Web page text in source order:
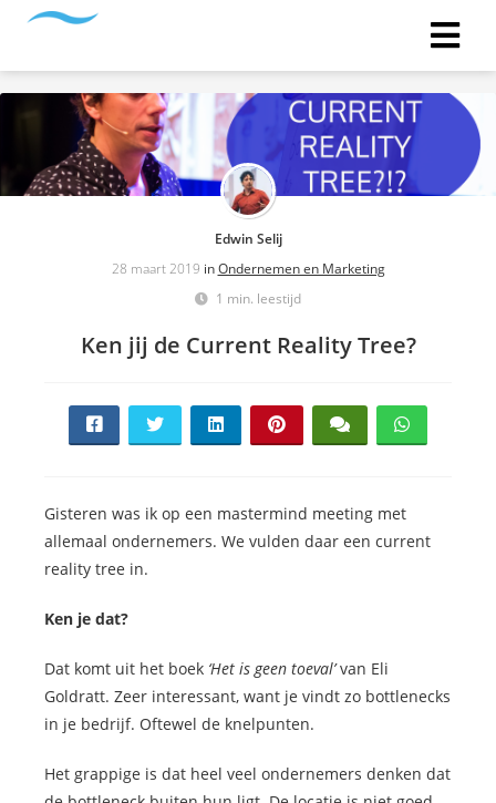
Edwin Selij
28 maart 2019 inOndernemen en Marketing
1 min. leestijd
Ken jij de Current Reality Tree?
Gisteren was ik op een mastermind meeting met
allemaal ondernemers. We vulden daar een current
reality tree in.
Ken je dat?
Dat komt uit het boek ‘Het is geen toeval’van Eli
Goldratt. Zeer interessant, want je vindt zo bottlenecks
in je bedrijf. Oftewel de knelpunten.
Het grappige is dat heel veel ondernemers denken dat